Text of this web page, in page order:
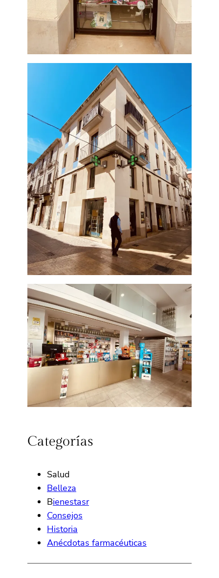
Categorías
Salud
Belleza
Bienestasr
Consejos
Historia
Anécdotas farmacéuticas